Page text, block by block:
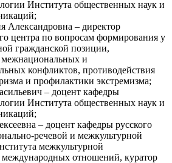
Института общественных наук и
Александровна – директор
центра по вопросам формирования у
гражданской позиции,
и
конфликтов, противодействия
и профилактики экстремизма;
– доцент кафедры
Института общественных наук и
– доцент кафедры русского
речевой и межкультурной
межкультурной
отношений, куратор